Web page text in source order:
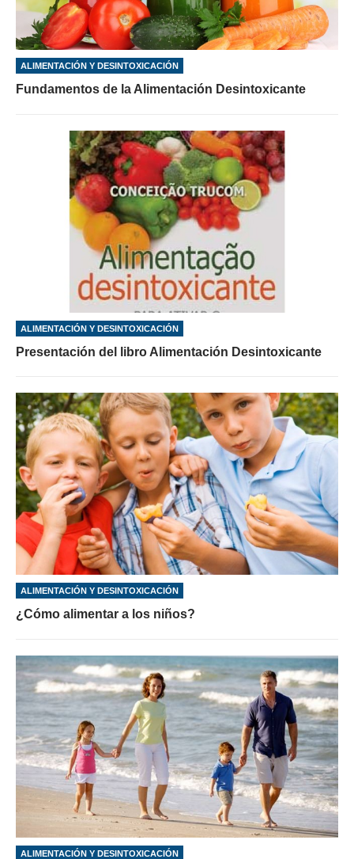
ALIMENTACIÓN Y DESINTOXICACIÓN
Fundamentos de la Alimentación Desintoxicante
ALIMENTACIÓN Y DESINTOXICACIÓN
Presentación del libro Alimentación Desintoxicante
ALIMENTACIÓN Y DESINTOXICACIÓN
¿Cómo alimentar a los niños?
ALIMENTACIÓN Y DESINTOXICACIÓN